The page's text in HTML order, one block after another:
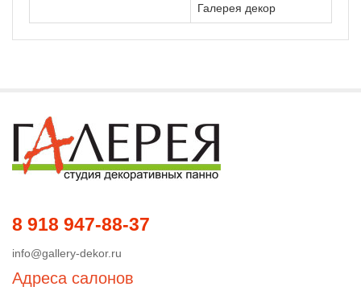
Галерея декор
8 918 947-88-37
info@gallery-dekor.ru
Адреса салонов